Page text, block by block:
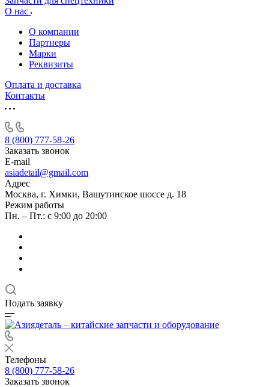
О нас
О компании
Партнеры
Марки
Реквизиты
Оплата и доставка
Контакты
8 (800) 777-58-26
Заказать звонок
E-mail
asiadetail@gmail.com
Адрес
Москва, г. Химки, Вашутинское шоссе д. 18
Режим работы
Пн. – Пт.: с 9:00 до 20:00
Подать заявку
Телефоны
8 (800) 777-58-26
Заказать звонок